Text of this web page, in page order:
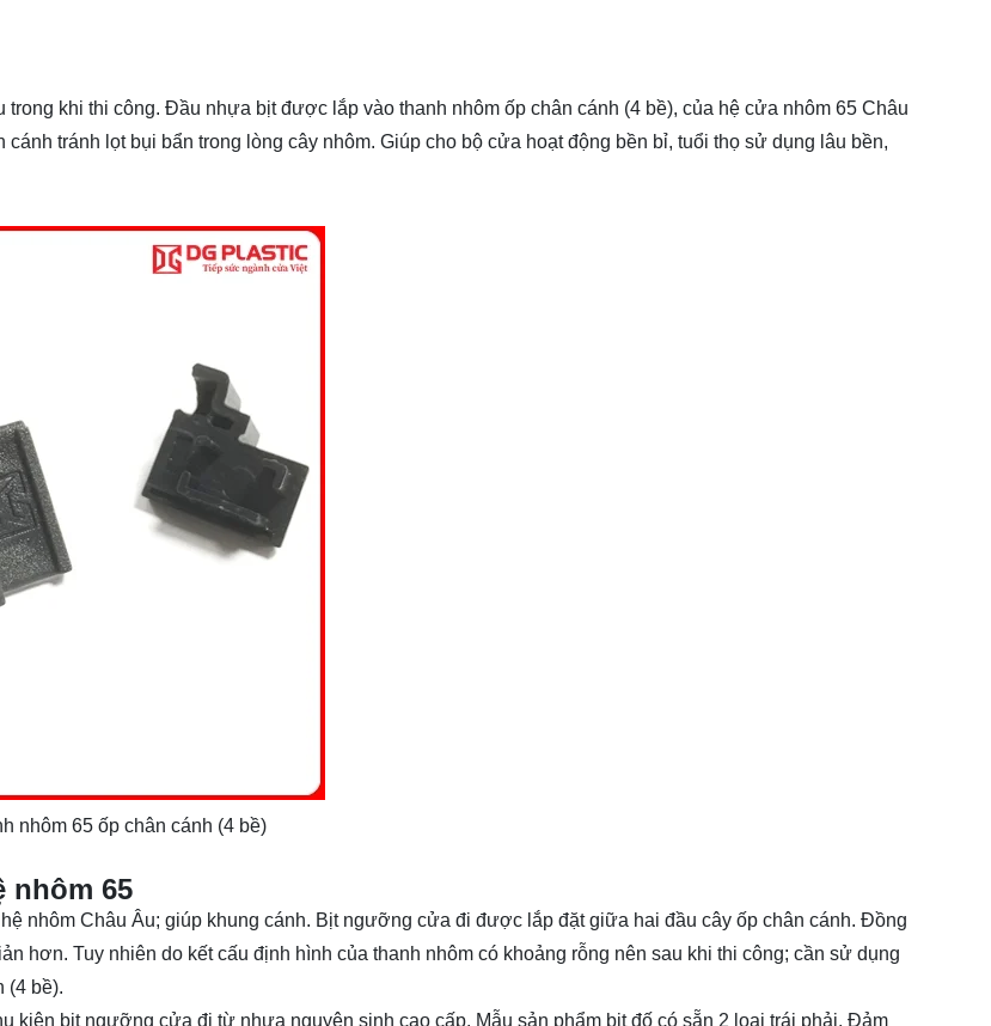
khi thi công. Đầu nhựa bịt được lắp vào thanh nhôm ốp chân cánh (4 bề), của hệ cửa nhôm 65 Châu
tránh lọt bụi bẩn trong lòng cây nhôm. Giúp cho bộ cửa hoạt động bền bỉ, tuổi thọ sử dụng lâu bền,
nhôm 65 ốp chân cánh (4 bề)
nhôm 65
nhôm Châu Âu; giúp khung cánh. Bịt ngưỡng cửa đi được lắp đặt giữa hai đầu cây ốp chân cánh. Đồng
hơn. Tuy nhiên do kết cấu định hình của thanh nhôm có khoảng rỗng nên sau khi thi công; cần sử dụng
(4 bề).
kiện bịt ngưỡng cửa đi từ nhựa nguyên sinh cao cấp. Mẫu sản phẩm bịt đố có sẵn 2 loại trái phải. Đảm